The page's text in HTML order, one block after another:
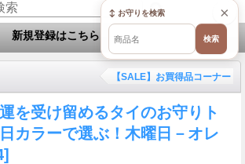
新規登録はこちら お問い合せ
【SALE】お買得品コーナー
を受け留めるタイのお守りト
カラーで選ぶ！木曜日－オレ
×
↕ お守りを検索
検索